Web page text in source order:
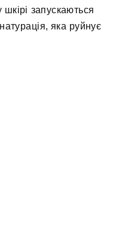
запускаються
яка руйнує